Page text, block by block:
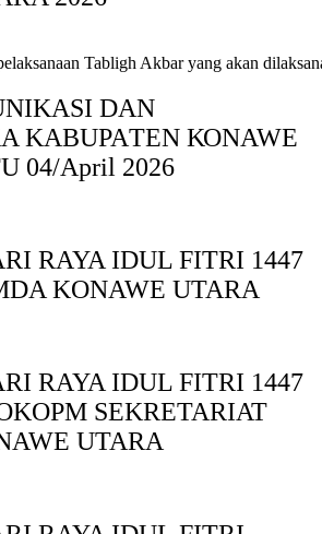
Tabligh Akbar yang akan
DAN
KABUPAΤΕΝ ΚΟNAWE
04/April 2026
RAYA IDUL FITRI 1447
KONAWE UTARA
RAYA IDUL FITRI 1447
SEKRETARIAT
UTARA